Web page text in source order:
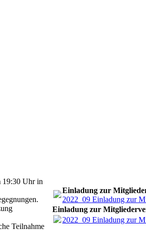
19:30 Uhr in
Teilnahme
Einladung zur
2022_09 Einladung zur
Einladung zur
2022_09 Einladung zur